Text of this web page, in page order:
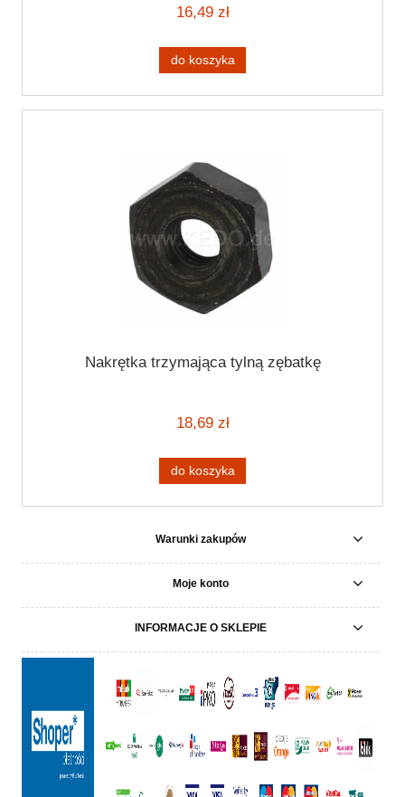
16,49 zł
do koszyka
Nakrętka trzymająca tylną zębatkę
18,69 zł
do koszyka
Warunki zakupów
Moje konto
INFORMACJE O SKLEPIE